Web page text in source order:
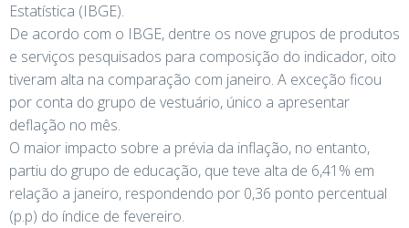
Estatística (IBGE).
De acordo com o IBGE, dentre os nove grupos de produtos
e serviços pesquisados para composição do indicador, oito
tiveram alta na comparação com janeiro. A exceção ficou
por conta do grupo de vestuário, único a apresentar
deflação no mês.
O maior impacto sobre a prévia da inflação, no entanto,
partiu do grupo de educação, que teve alta de 6,41% em
relação a janeiro, respondendo por 0,36 ponto percentual
(p.p) do índice de fevereiro.